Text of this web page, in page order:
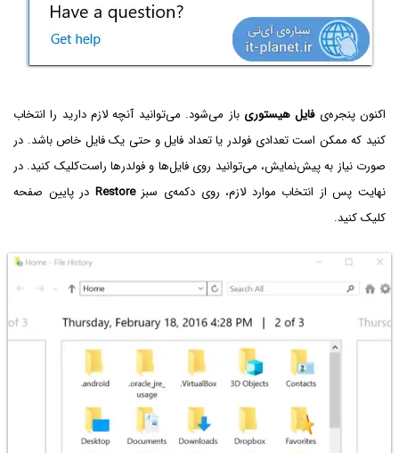
اکنون پنجره‌یفایل هیستوری باز می‌شود. می‌توانید آنچه لازم دارید را انتخاب
کنید که ممکن است تعدادی فولدر یا تعداد فایل و حتی یک فایل خاص باشد. در
صورت نیاز به پیش‌نمایش، می‌توانید روی فایل‌ها و فولدرها راست‌کلیک کنید. در
نهایت پس از انتخاب موارد لازم، روی دکمه‌ی سبزRestore در پایین صفحه
کلیک کنید.